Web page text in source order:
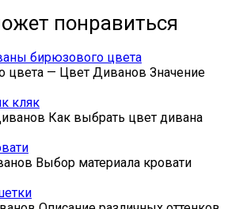
понравиться
бирюзового цвета
цвета — Цвет Диванов Значение
кляк
Как выбрать цвет дивана
Выбор материала кровати